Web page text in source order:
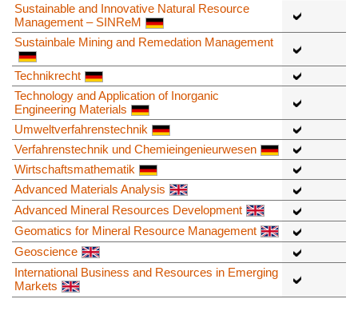
Sustainable and Innovative Natural Resource
Management – SINReM
Sustainbale Mining and Remedation Management
Technikrecht
Technology and Application of Inorganic
Engineering Materials
Umweltverfahrenstechnik
Verfahrenstechnik und Chemieingenieurwesen
Wirtschaftsmathematik
Advanced Materials Analysis
Advanced Mineral Resources Development
Geomatics for Mineral Resource Management
Geoscience
International Business and Resources in Emerging
Markets